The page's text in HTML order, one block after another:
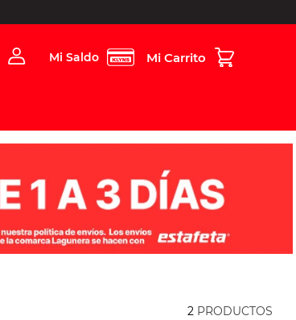
Mi Saldo
2 PRODUCTOS